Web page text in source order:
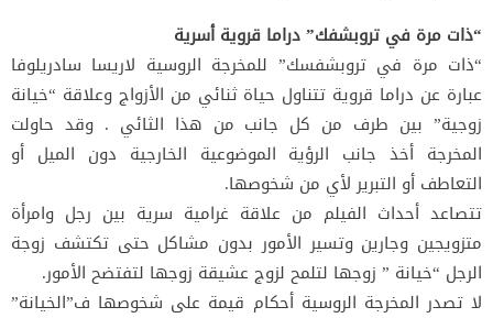
“ذات مرة في تروبشفك” دراما قروية أسرية
“ذات مرة في تروبشفسك” للمخرجة الروسية لاريسا سادريلوفا
عبارة عن دراما قروية تتناول حياة ثنائي من الأزواج وعلاقة “خيانة
زوجية” بين طرف من كل جانب من هذا الثائي . وقد حاولت
المخرجة أخذ جانب الرؤية الموضوعية الخارجية دون الميل أو
التعاطف أو التبرير لأي من شخوصها.
تتصاعد أحداث الفيلم من علاقة غرامية سرية بين رجل وامرأة
متزويجين وجارين وتسير الأمور بدون مشاكل حتى تكتشف زوجة
الرجل “خيانة ” زوجها لتلمح لزوج عشيقة زوجها لتفتضح الأمور.
لا تصدر المخرجة الروسية أحكام قيمة على شخوصها ف”الخيانة”